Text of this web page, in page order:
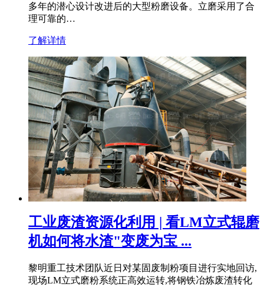
多年的潜心设计改进后的大型粉磨设备。立磨采用了合
理可靠的…
了解详情
工业废渣资源化利用 | 看LM立式辊磨
机如何将水渣"变废为宝 ...
黎明重工技术团队近日对某固废制粉项目进行实地回访,
现场LM立式磨粉系统正高效运转,将钢铁冶炼废渣转化